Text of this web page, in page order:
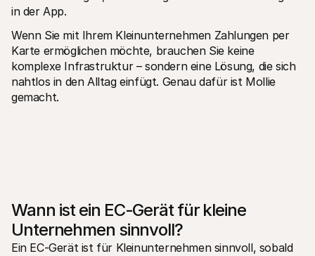
in der App.
Wenn Sie mit Ihrem Kleinunternehmen Zahlungen per
Karte ermöglichen möchte, brauchen Sie keine
komplexe Infrastruktur – sondern eine Lösung, die sich
nahtlos in den Alltag einfügt. Genau dafür ist Mollie
gemacht.
Wann ist ein EC-Gerät für kleine
Unternehmen sinnvoll?
Ein EC-Gerät ist für Kleinunternehmen sinnvoll, sobald